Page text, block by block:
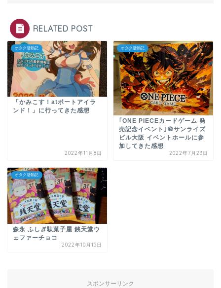
RELATED POST
オタク活動記
「かみこす！atポートアイラ
ンド！」に行ってきた感想
2022年11月8日
オタク活動記
｢ONE PIECEカードゲーム 発
売記念イベント｣＠サンライズ
ビル大阪 イベントホールに参
加してきた感想
2022年7月23日
オタク活動記
森永 ふしぎ駄菓子屋 銭天堂ウ
ェファーチョコ
2022年10月15日
スポンサーリンク